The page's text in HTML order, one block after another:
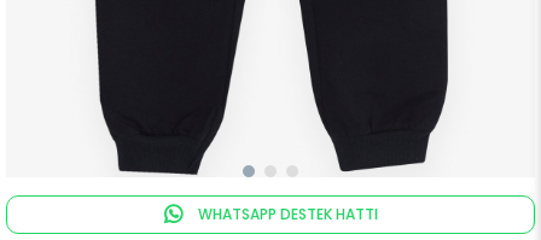
WHATSAPP DESTEK HATTI